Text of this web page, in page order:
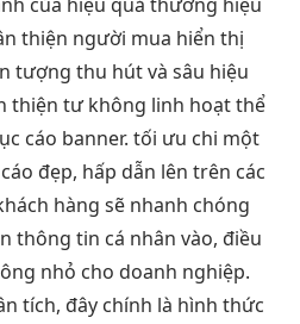
thiện người mua hiển thị
tượng thu hútvà sâu hiệu
thiện tư không linh hoạtthể
cáo banner. tối ưu chi một
đẹp, hấp dẫn lên trên các
hàng sẽ nhanh chóng
thông tin cá nhân vào, điều
nhỏ cho doanh nghiệp.
tích, đây chính là hình thức